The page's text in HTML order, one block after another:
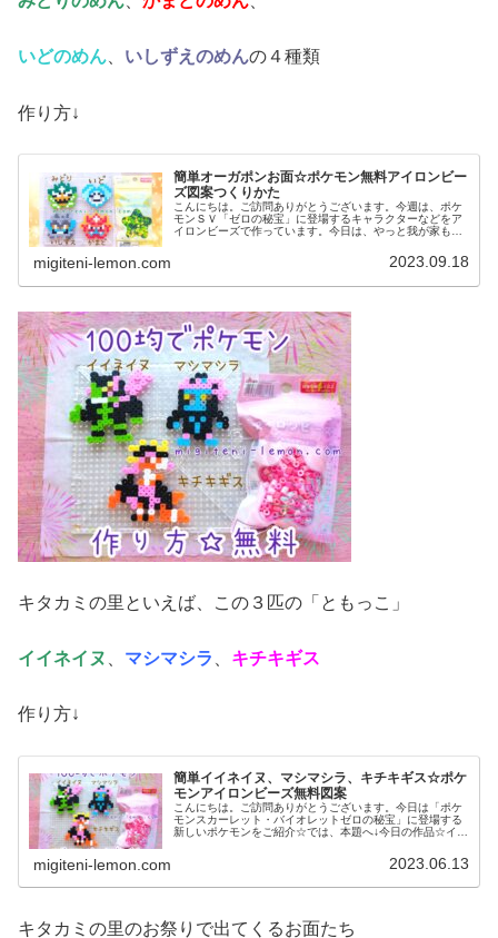
いどのめん いしずえのめんの４種類
作り方↓
簡単オーガポンお面☆ポケモン無料アイロンビー
ズ図案つくりかた
こんにちは。ご訪問ありがとうございます。今週は、ポケ
モンＳＶ「ゼロの秘宝」に登場するキャラクターなどをア
イロンビーズで作っています。今日は、やっと我が家も前
migiteni-lemon.com 2023.09.18
キタカミの里といえば、この３匹の「ともっこ」
イイネイヌ マシマシラ キチキギス
作り方↓
簡単イイネイヌ、マシマシラ、キチキギス☆ポケ
モンアイロンビーズ無料図案
こんにちは。ご訪問ありがとうございます。今日は「ポケ
モンスカーレット・バイオレットゼロの秘宝」に登場する
新しいポケモンをご紹介☆では、本題へ↓今日の作品☆イイ
migiteni-lemon.com 2023.06.13
キタカミの里のお祭りで出てくるお面たち